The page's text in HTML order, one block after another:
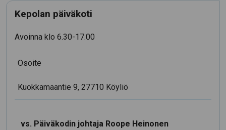
Kepolan päiväkoti
Avoinna klo 6.30-17.00
Osoite
Kuokkamaantie 9, 27710 Köyliö
vs. Päiväkodin johtaja Roope Heinonen